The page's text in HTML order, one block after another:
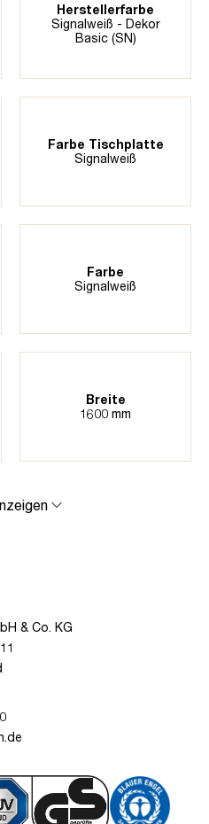
Herstellerfarbe
Signalweiß - Dekor
Basic (SN)
Farbe Tischplatte
Signalweiß
Farbe
Signalweiß
Breite
1600 mm
& Co. KG